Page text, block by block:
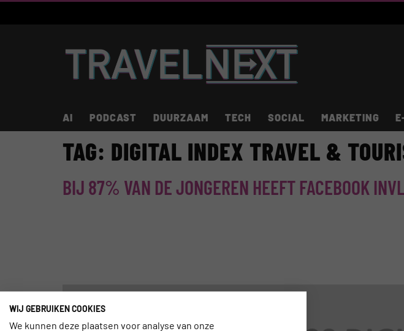
AI PODCAST DUURZAAM TECH SOCIAL MARKETING
TAG: DIGITAL INDEX TRAVEL &
BIJ 87% VAN DE JONGEREN HEEFT FACEBOOK
WIJ GEBRUIKEN COOKIES
We kunnen deze plaatsen voor analyse van onze